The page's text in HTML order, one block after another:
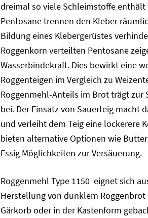
dreimal so viele Schleimstoffe enthält
Pentosane trennen den Kleber
Bildung eines Klebergerüstes
Roggenkorn verteilten Pentosane
Wasserbindekraft. Dies bewirkt eine
Roggenteigen im Vergleich zu
Roggenmehl-Anteils im Brot trägt zur
bei. Der Einsatz von Sauerteig macht
und verleiht dem Teig eine lockerere
bieten alternative Optionen wie
Essig Möglichkeiten zur Versäuerung.
Roggenmehl Type 1150 eignet sich
Herstellung von dunklem
Gärkorb oder in der Kastenform